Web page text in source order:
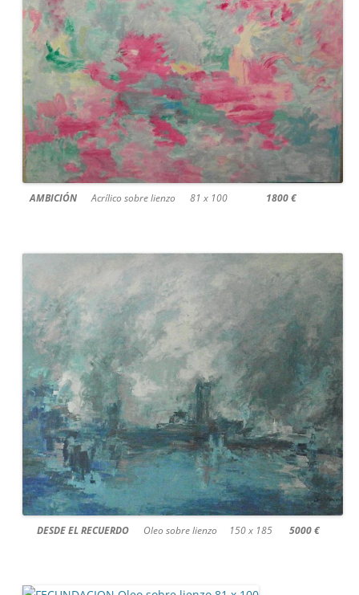
AMBICIÓN Acrílico sobre lienzo 81 x 100 1800 €
DESDE EL RECUERDO Oleo sobre lienzo 150 x 185 5000 €